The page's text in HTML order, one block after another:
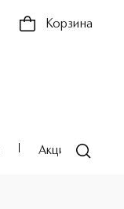
Корзина
Акции